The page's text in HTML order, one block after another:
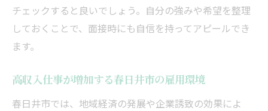
チェックすると良いでしょう。自分の強みや希望を整理
しておくことで、面接時にも自信を持ってアピールでき
ます。
高収入仕事が増加する春日井市の雇用環境
春日井市では、地域経済の発展や企業誘致の効果によ